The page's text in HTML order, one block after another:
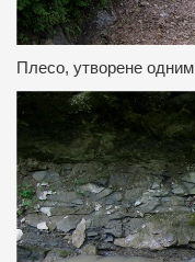
Плесо, утворене одним